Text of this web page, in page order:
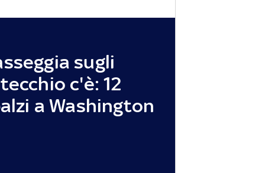
sugli
c'è: 12
a Washington